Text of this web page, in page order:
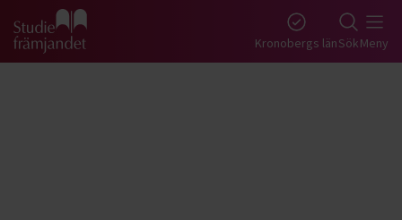
Gå till studiefrämjandets startsida Kronobergs länSökMeny